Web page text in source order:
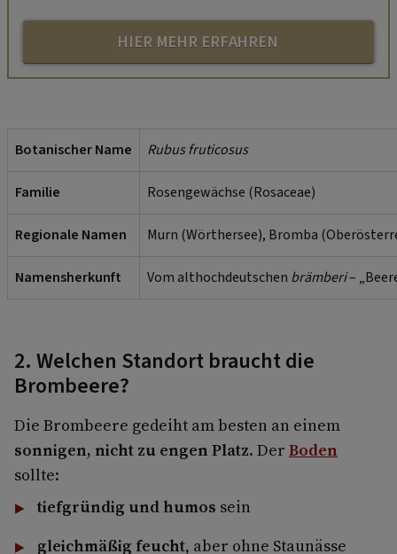
HIER MEHR ERFAHREN
Botanischer Name Rubus fruticosus
Familie Rosengewächse (Rosaceae)
Regionale Namen Murn (Wörthersee), Bromba
Namensherkunft Vom althochdeutschen brämberi–
2. Welchen Standort braucht die
Brombeere?
Die Brombeere gedeiht am besten an einem
sonnigen, nicht zu engen Platz. Der Boden
sollte:
tiefgründig und humos sein
gleichmäßig feucht, aber ohne Staunässe